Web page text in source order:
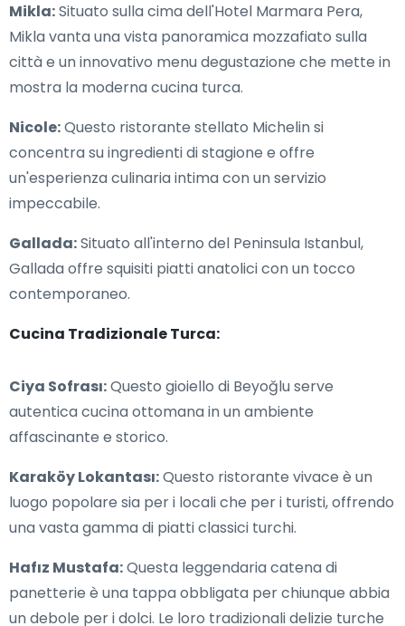
Mikla:Situato sulla cima dell'Hotel Marmara Pera,
Mikla vanta una vista panoramica mozzafiato sulla
città e un innovativo menu degustazione che mette in
mostra la moderna cucina turca.
Nicole:Questo ristorante stellato Michelin si
concentra su ingredienti di stagione e offre
un'esperienza culinaria intima con un servizio
impeccabile.
Gallada:Situato all'interno del Peninsula Istanbul,
Gallada offre squisiti piatti anatolici con un tocco
contemporaneo.
Cucina Tradizionale Turca:
Ciya Sofrası:Questo gioiello di Beyoğlu serve
autentica cucina ottomana in un ambiente
affascinante e storico.
Karaköy Lokantası:Questo ristorante vivace è un
luogo popolare sia per i locali che per i turisti, offrendo
una vasta gamma di piatti classici turchi.
Hafız Mustafa:Questa leggendaria catena di
panetterie è una tappa obbligata per chiunque abbia
un debole per i dolci. Le loro tradizionali delizie turche